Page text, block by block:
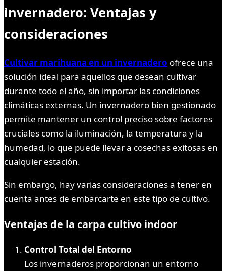
invernadero: Ventajas y
consideraciones
Cultivar marihuana en un invernadero ofrece una
solución ideal para aquellos que desean cultivar
durante todo el año, sin importar las condiciones
climáticas externas. Un invernadero bien gestionado
permite mantener un control preciso sobre factores
cruciales como la iluminación, la temperatura y la
humedad, lo que puede llevar a cosechas exitosas en
cualquier estación.
Sin embargo, hay varias consideraciones a tener en
cuenta antes de embarcarte en este tipo de cultivo.
Ventajas de la carpa cultivo indoor
Control Total del Entorno
Los invernaderos proporcionan un entorno